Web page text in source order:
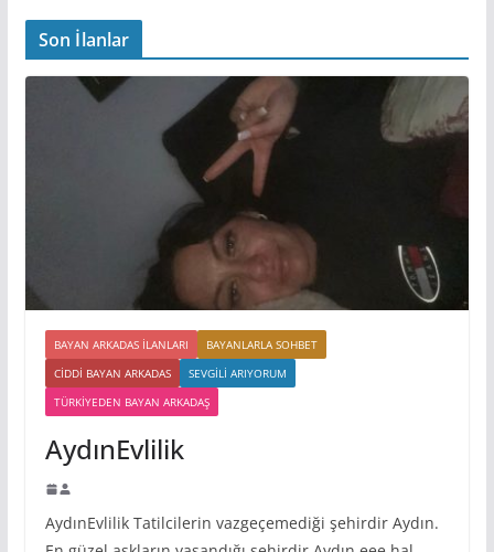
Son İlanlar
BAYAN ARKADAS ILANLARI
BAYANLARLA SOHBET
CIDDI BAYAN ARKADAS
SEVGILI ARIYORUM
TÜRKIYEDEN BAYAN ARKADAŞ
AydınEvlilik
AydınEvlilik Tatilcilerin vazgeçemediği şehirdir Aydın.